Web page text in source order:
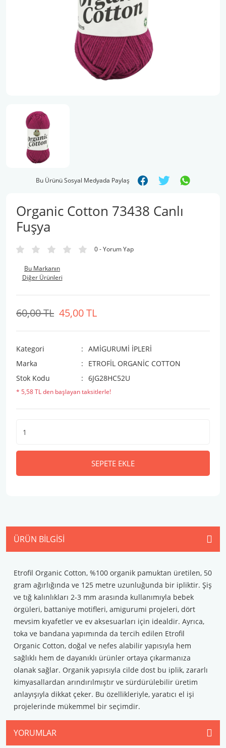
Bu Ürünü Sosyal Medyada Paylaş
Organic Cotton 73438 Canlı
Fuşya
0 - Yorum Yap
Bu Markanın
Diğer Ürünleri
45,00 TL
60,00 TL
Kategori
AMİGURUMİ İPLERİ
Marka
ETROFİL ORGANİC COTTON
Stok Kodu
6JG28HC52U
* 5,58 TL den başlayan taksitlerle!
SEPETE EKLE
ÜRÜN BILGISI
Etrofil Organic Cotton, %100 organik pamuktan üretilen, 50
gram ağırlığında ve 125 metre uzunluğunda bir ipliktir. Şiş
ve tığ kalınlıkları 2-3 mm arasında kullanımıyla bebek
örgüleri, battaniye motifleri, amigurumi projeleri, dört
mevsim kıyafetler ve ev aksesuarları için idealdir. Ayrıca,
toka ve bandana yapımında da tercih edilen Etrofil
Organic Cotton, doğal ve nefes alabilir yapısıyla hem
sağlıklı hem de dayanıklı ürünler ortaya çıkarmanıza
olanak sağlar. Organik yapısıyla cilde dost bu iplik, zararlı
kimyasallardan arındırılmıştır ve sürdürülebilir üretim
anlayışıyla dikkat çeker. Bu özellikleriyle, yaratıcı el işi
projelerinde mükemmel bir seçimdir.
YORUMLAR